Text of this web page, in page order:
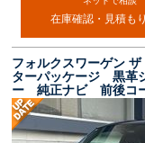
在庫確認・見積も
フォルクスワーゲン
ターパッケージ 黒革
ー 純正ナビ 前後コ
ッドライト ３連メー
トロール ｂｌｕｅｔ
器 禁煙車